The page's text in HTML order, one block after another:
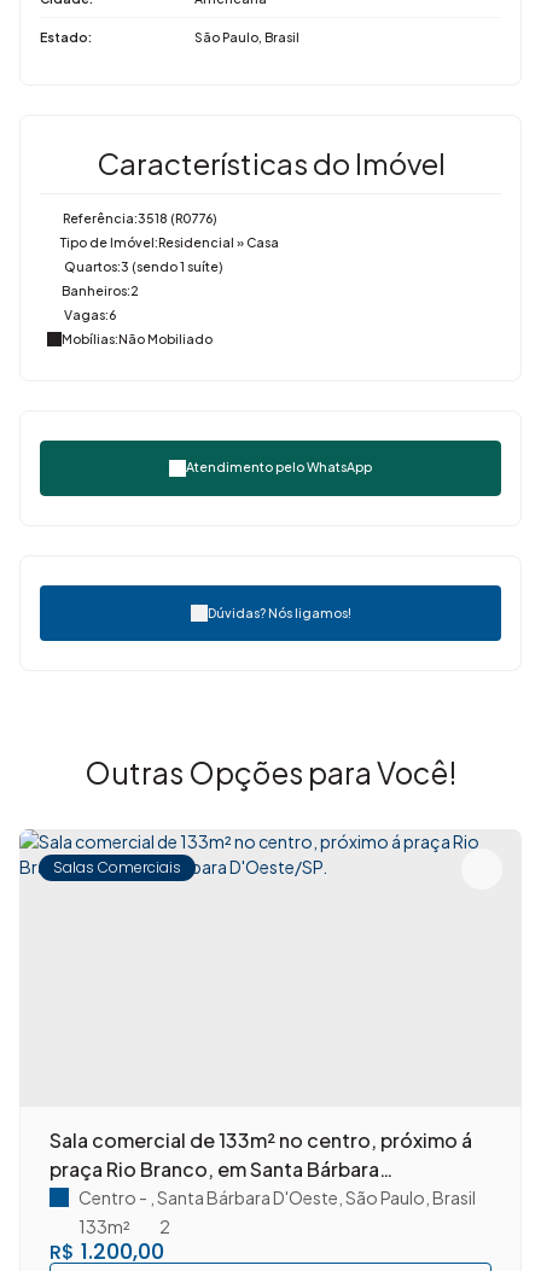
Estado: São Paulo, Brasil
Características do Imóvel
Referência:3518 (R0776)
Tipo de Imóvel:Residencial » Casa
Quartos:3 (sendo 1 suíte)
Banheiros:2
Vagas:6
Mobílias:Não Mobiliado
Atendimento peloWhatsApp
Dúvidas? Nós ligamos!
Outras Opções para Você!
Salas Comerciais
Sala comercial de 133m² no centro, próximo á
praça Rio Branco, em Santa Bárbara
D'Oeste/SP.
R$ 1.200,00
Centro Santa Bárbara D'Oeste São Paulo Brasil
2
133m²